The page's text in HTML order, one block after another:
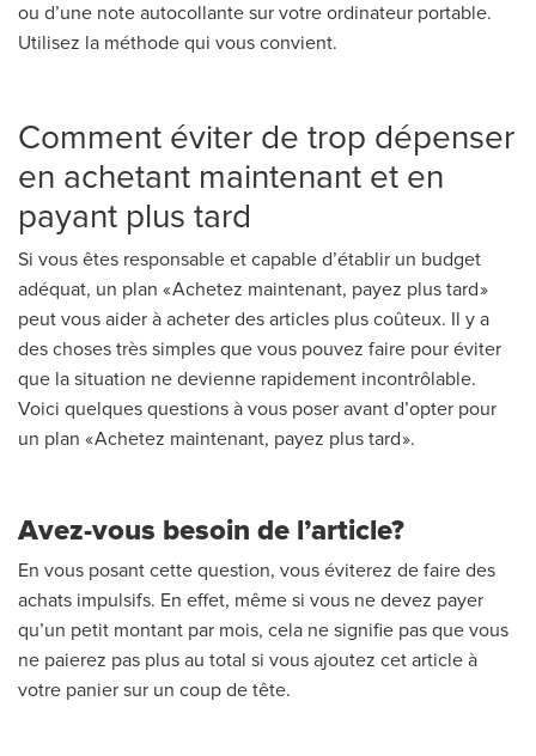
ou d’une note autocollante sur votre ordinateur portable.
Utilisez la méthode qui vous convient.
Comment éviter de trop dépenser
en achetant maintenant et en
payant plus tard
Si vous êtes responsable et capable d’établir un budget
adéquat, un plan « Achetez maintenant, payez plus tard »
peut vous aider à acheter des articles plus coûteux. Il y a
des choses très simples que vous pouvez faire pour éviter
que la situation ne devienne rapidement incontrôlable.
Voici quelques questions à vous poser avant d’opter pour
un plan « Achetez maintenant, payez plus tard ».
Avez-vous besoin de l’article?
En vous posant cette question, vous éviterez de faire des
achats impulsifs. En effet, même si vous ne devez payer
qu’un petit montant par mois, cela ne signifie pas que vous
ne paierez pas plus au total si vous ajoutez cet article à
votre panier sur un coup de tête.